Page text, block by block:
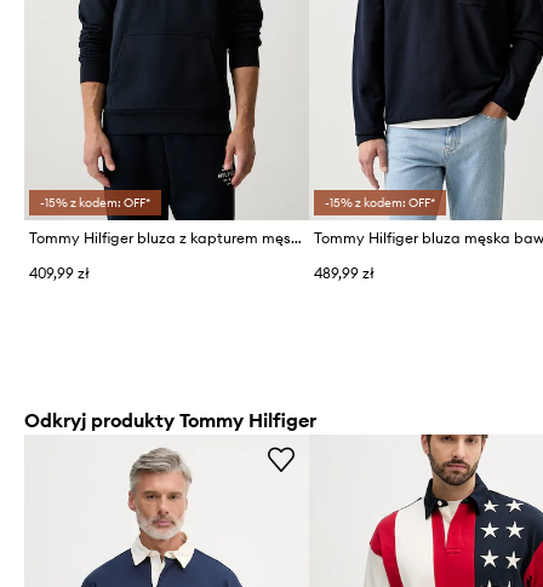
-15% z kodem: OFF*
Tommy Hilfiger bluza z kapturem męska bawełniana
409,99 zł
-15% z kodem: OFF*
489,99 zł
Odkryj produkty Tommy Hilfiger